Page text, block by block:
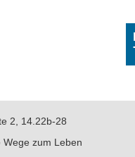
2, 14.22b-28
Wege zum Leben